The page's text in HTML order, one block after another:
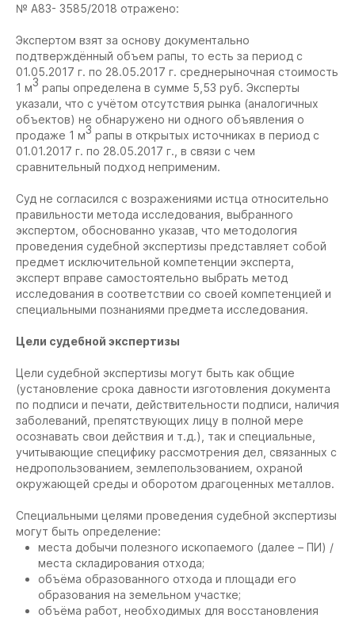
№ А83- 3585/2018 отражено:
Экспертом взят за основу документально
подтверждённый объем рапы, то есть за период с
01.05.2017 г. по 28.05.2017 г. среднерыночная стоимость
1 м3 рапы определена в сумме 5,53 руб. Эксперты
указали, что с учётом отсутствия рынка (аналогичных
объектов) не обнаружено ни одного объявления о
продаже 1 м3 рапы в открытых источниках в период с
01.01.2017 г. по 28.05.2017 г., в связи с чем
сравнительный подход неприменим.
Суд не согласился с возражениями истца относительно
правильности метода исследования, выбранного
экспертом, обоснованно указав, что методология
проведения судебной экспертизы представляет собой
предмет исключительной компетенции эксперта,
эксперт вправе самостоятельно выбрать метод
исследования в соответствии со своей компетенцией и
специальными познаниями предмета исследования.
Цели судебной экспертизы
Цели судебной экспертизы могут быть как общие
(установление срока давности изготовления документа
по подписи и печати, действительности подписи, наличия
заболеваний, препятствующих лицу в полной мере
осознавать свои действия и т.д.), так и специальные,
учитывающие специфику рассмотрения дел, связанных с
недропользованием, землепользованием, охраной
окружающей среды и оборотом драгоценных металлов.
Специальными целями проведения судебной экспертизы
могут быть определение:
места добычи полезного ископаемого (далее – ПИ) /
места складирования отхода;
объёма образованного отхода и площади его
образования на земельном участке;
объёма работ, необходимых для восстановления